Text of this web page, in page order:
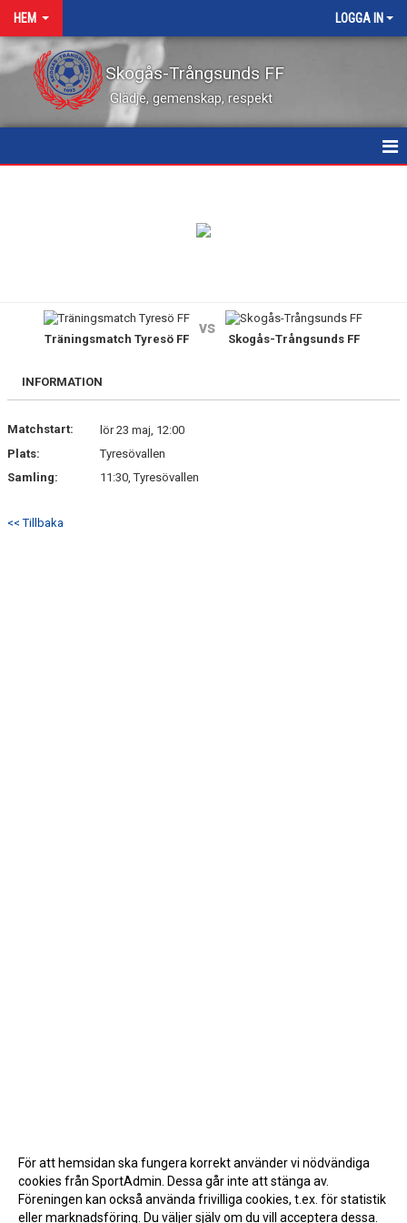
HEM LOGGA IN
Skogås-Trångsunds FF
Glädje, gemenskap, respekt
MATCHER
KONTAKT
FAQ
Träningsmatch Tyresö FF
vs
Skogås-Trångsunds FF
INFORMATION
Matchstart:
lör 23 maj, 12:00
Plats:
Tyresövallen
Samling:
11:30, Tyresövallen
<< Tillbaka
För att hemsidan ska fungera korrekt använder vi nödvändiga
cookies från SportAdmin. Dessa går inte att stänga av.
Föreningen kan också använda frivilliga cookies, t.ex. för statistik
eller marknadsföring. Du väljer själv om du vill acceptera dessa.